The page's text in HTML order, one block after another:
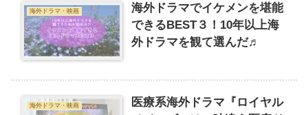
海外ドラマ・映画
海外ドラマでイケメンを堪能
できるBEST３！10年以上海
外ドラマを観て選んだ♬
海外ドラマ・映画
医療系海外ドラマ『ロイヤル